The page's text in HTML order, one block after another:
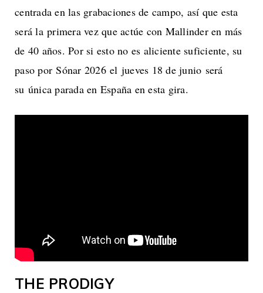
centrada en las grabaciones de campo, así que esta
será la primera vez que actúe con Mallinder en más
de 40 años. Por si esto no es aliciente suficiente, su
paso por Sónar 2026 el jueves 18 de junio será
su única parada en España en esta gira.
THE PRODIGY